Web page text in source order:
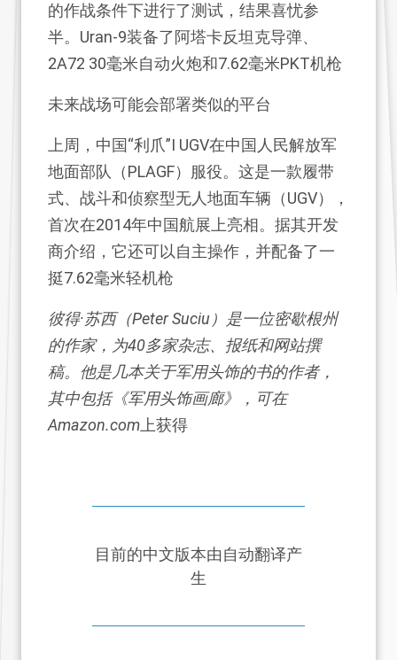
的作战条件下进行了测试，结果喜忧参
半。Uran-9装备了阿塔卡反坦克导弹、
2A72 30毫米自动火炮和7.62毫米PKT机枪
未来战场可能会部署类似的平台
上周，中国“利爪”I UGV在中国人民解放军
地面部队（PLAGF）服役。这是一款履带
式、战斗和侦察型无人地面车辆（UGV），
首次在2014年中国航展上亮相。据其开发
商介绍，它还可以自主操作，并配备了一
挺7.62毫米轻机枪
彼得·苏西（Peter Suciu）是一位密歇根州
的作家，为40多家杂志、报纸和网站撰
稿。他是几本关于军用头饰的书的作者，
其中包括《军用头饰画廊》，可在
Amazon.com 上获得
目前的中文版本由自动翻译产
生